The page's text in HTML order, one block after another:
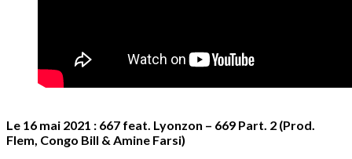
Le 16 mai 2021 : 667 feat. Lyonzon – 669 Part. 2 (Prod.
Flem, Congo Bill & Amine Farsi)